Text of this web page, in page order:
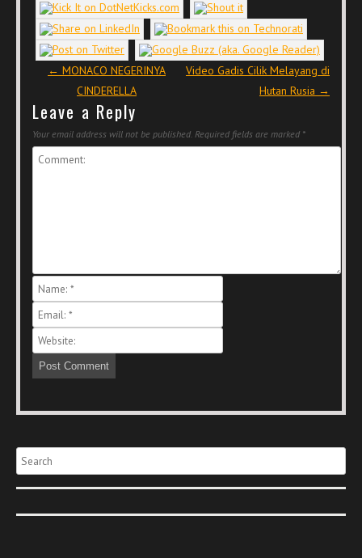
Post navigation
← MONACO NEGERINYA
CINDERELLA
Video Gadis Cilik Melayang di
Hutan Rusia →
Leave a Reply
Your email address will not be published. Required fields are marked *
Search